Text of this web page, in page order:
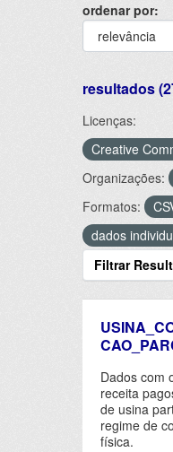
ordenar por
resultados
Licenças:
Creative
Organizações:
Formatos:
dados
Filtrar
Dados com
receita
de usina
regime de
física.